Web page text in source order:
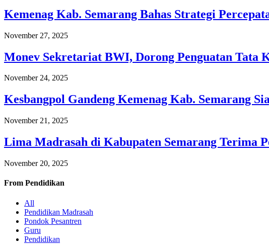
Kemenag Kab. Semarang Bahas Strategi
November 27, 2025
Monev Sekretariat BWI, Dorong Penguatan Tata
November 24, 2025
Kesbangpol Gandeng Kemenag Kab. Semarang
November 21, 2025
Lima Madrasah di Kabupaten Semarang Terima
November 20, 2025
From Pendidikan
All
Pendidikan Madrasah
Pondok Pesantren
Guru
Pendidikan